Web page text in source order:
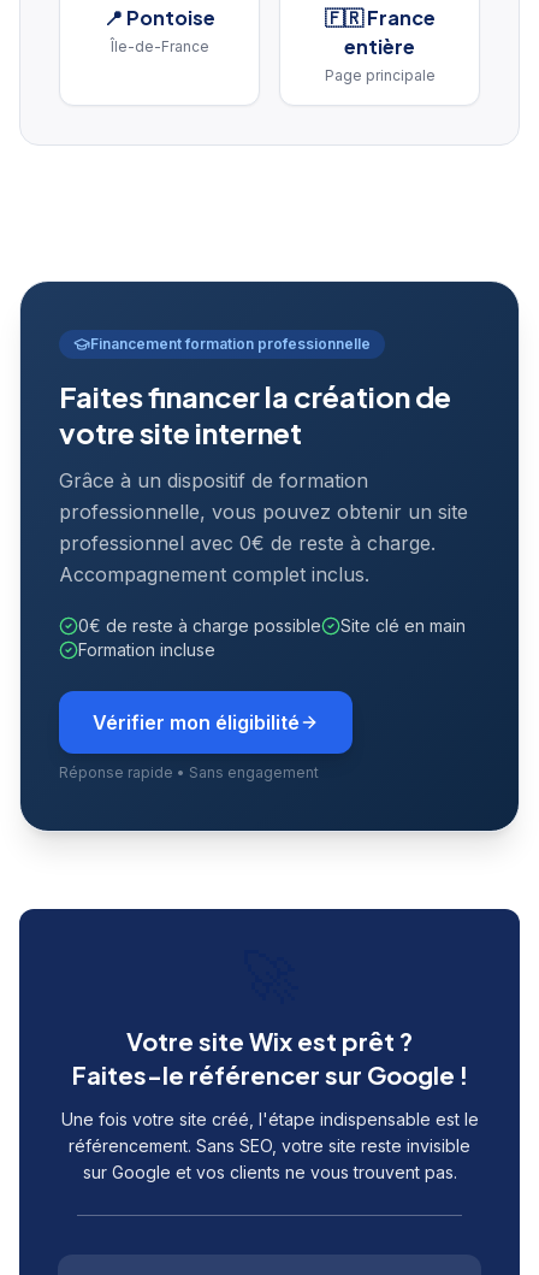
📍 Pontoise
Île-de-France
🇫🇷 France
entière
Page principale
Financement formation professionnelle
Faites financer la création de
votre site internet
Grâce à un dispositif de formation
professionnelle, vous pouvez obtenir un site
professionnel avec 0€ de reste à charge.
Accompagnement complet inclus.
0€ de reste à charge possible
Site clé en main
Formation incluse
Vérifier mon éligibilité
Réponse rapide • Sans engagement
Votre site Wix est prêt ?
Faites-le référencer sur Google !
Une fois votre site créé, l'étape indispensable est le
référencement. Sans SEO, votre site reste invisible
sur Google et vos clients ne vous trouvent pas.